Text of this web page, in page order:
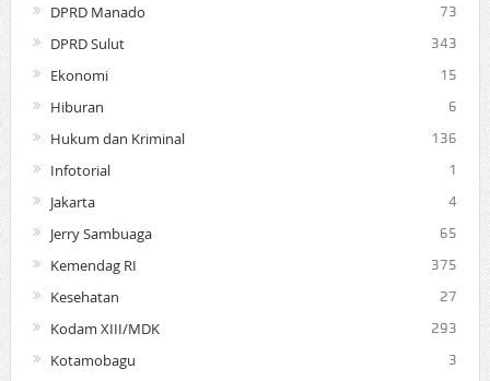
DPRD Manado 73
DPRD Sulut 343
Ekonomi 15
Hiburan 6
Hukum dan Kriminal 136
Infotorial 1
Jakarta 4
Jerry Sambuaga 65
Kemendag RI 375
Kesehatan 27
Kodam XIII/MDK 293
Kotamobagu 3